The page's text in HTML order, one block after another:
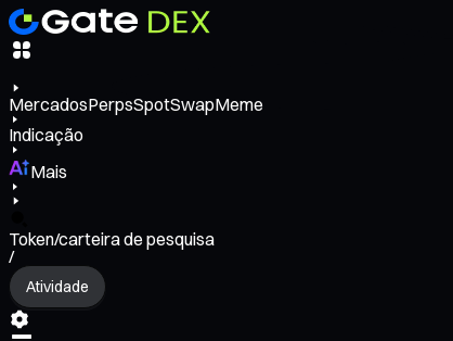
MercadosPerpsSpotSwapMeme
Indicação
Mais
Token/carteira de pesquisa
/
Atividade